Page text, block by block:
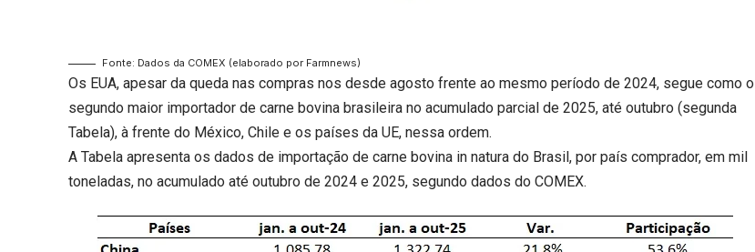
Fonte: Dados da COMEX (elaborado por Farmnews)
Os EUA, apesar da queda nas compras nos desde agosto frente ao mesmo período de 2024, segue como o
segundo maior importador de carne bovina brasileira no acumulado parcial de 2025, até outubro (segunda
Tabela), à frente do México, Chile e os países da UE, nessa ordem.
A Tabela apresenta os dados de importação de carne bovina in natura do Brasil, por país comprador, em mil
toneladas, no acumulado até outubro de 2024 e 2025, segundo dados do COMEX.